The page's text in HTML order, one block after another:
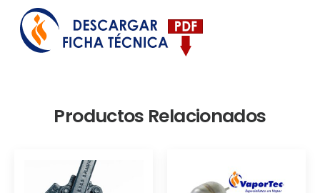
Productos Relacionados